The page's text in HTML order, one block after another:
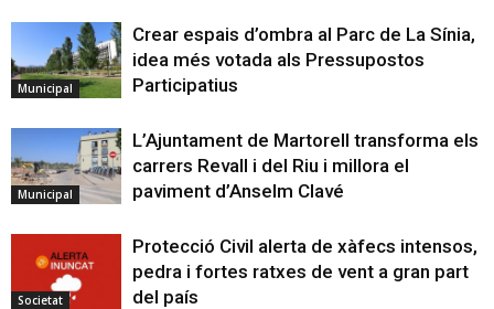
Municipal
Crear espais d’ombra al Parc de La Sínia,
idea més votada als Pressupostos
Participatius
Municipal
L’Ajuntament de Martorell transforma els
carrers Revall i del Riu i millora el
paviment d’Anselm Clavé
Societat
Protecció Civil alerta de xàfecs intensos,
pedra i fortes ratxes de vent a gran part
del país